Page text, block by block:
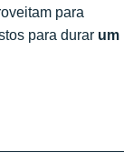
para
para durar um